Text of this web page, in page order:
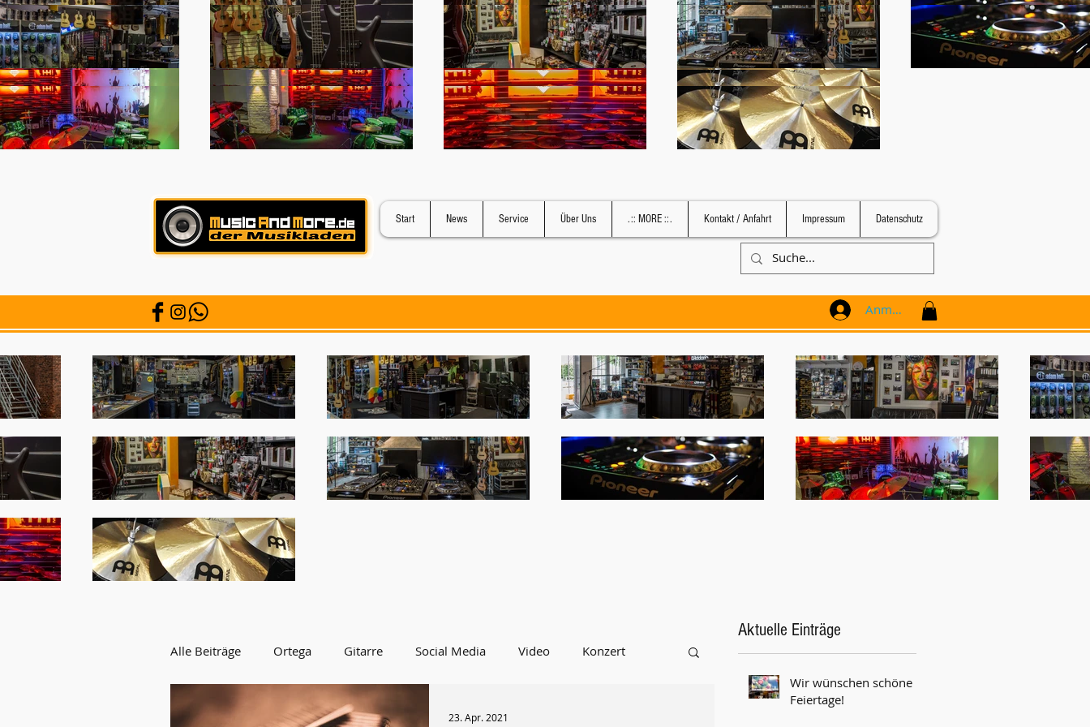
Start News Service Über Uns .:: MORE ::. Kontakt / Anfahrt Impressum Datenschutz
Anmelden
Alle Beiträge Ortega Gitarre Social Media Video Konzert
AKTION WERBUNG INFOS Ibanez
23. Apr. 2021
Aktuelle Einträge
Wir wünschen schöne
Feiertage!